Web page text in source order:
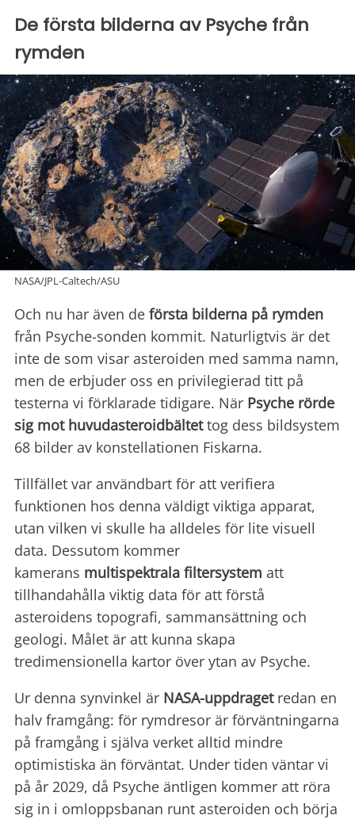
De första bilderna av Psyche från
rymden
NASA/JPL-Caltech/ASU
Och nu har även de första bilderna på rymden
från Psyche-sonden kommit. Naturligtvis är det
inte de som visar asteroiden med samma namn,
men de erbjuder oss en privilegierad titt på
testerna vi förklarade tidigare. När Psyche rörde
sig mot huvudasteroidbältettog dess bildsystem
68 bilder av konstellationen Fiskarna.
Tillfället var användbart för att verifiera
funktionen hos denna väldigt viktiga apparat,
utan vilken vi skulle ha alldeles för lite visuell
data. Dessutom kommer
kamerans multispektrala filtersystem att
tillhandahålla viktig data för att förstå
asteroidens topografi, sammansättning och
geologi. Målet är att kunna skapa
tredimensionella kartor över ytan av Psyche.
Ur denna synvinkel är NASA-uppdragetredan en
halv framgång: för rymdresor är förväntningarna
på framgång i själva verket alltid mindre
optimistiska än förväntat. Under tiden väntar vi
på år 2029, då Psyche äntligen kommer att röra
sig in i omloppsbanan runt asteroiden och börja